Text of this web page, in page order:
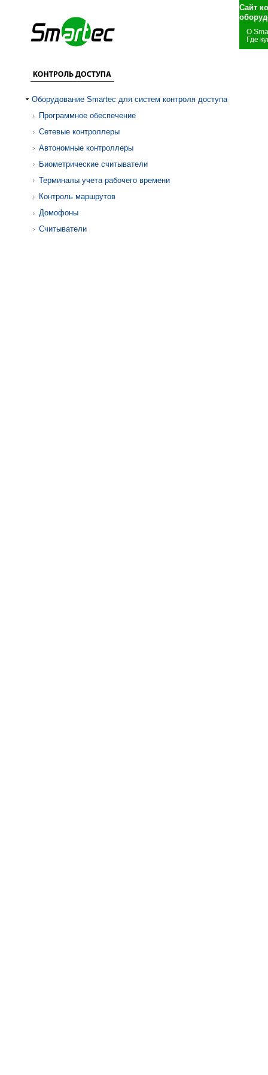
Сайт
О
Где
Оборудование Smartec для систем контроля доступа
Программное обеспечение
Сетевые контроллеры
Автономные контроллеры
Биометрические считыватели
Терминалы учета рабочего времени
Контроль маршрутов
Домофоны
Считыватели